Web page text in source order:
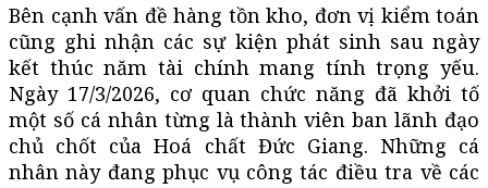
Bên cạnh vấn đề hàng tồn kho, đơn vị kiểm toán
cũng ghi nhận các sự kiện phát sinh sau ngày
kết thúc năm tài chính mang tính trọng yếu.
Ngày 17/3/2026, cơ quan chức năng đã khởi tố
một số cá nhân từng là thành viên ban lãnh đạo
chủ chốt của Hoá chất Đức Giang. Những cá
nhân này đang phục vụ công tác điều tra về các